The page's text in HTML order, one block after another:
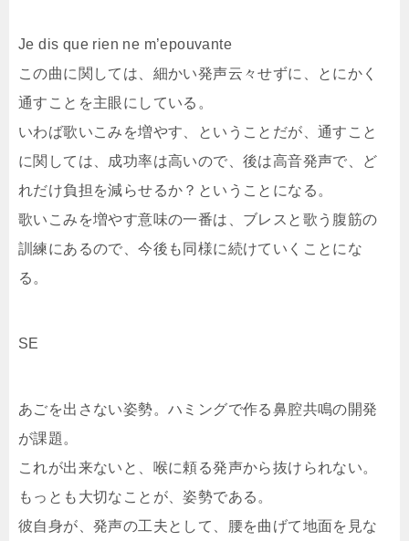
Je dis que rien ne m’epouvante
この曲に関しては、細かい発声云々せずに、とにかく
通すことを主眼にしている。
いわば歌いこみを増やす、ということだが、通すこと
に関しては、成功率は高いので、後は高音発声で、ど
れだけ負担を減らせるか？ということになる。
歌いこみを増やす意味の一番は、ブレスと歌う腹筋の
訓練にあるので、今後も同様に続けていくことにな
る。
SE
あごを出さない姿勢。ハミングで作る鼻腔共鳴の開発
が課題。
これが出来ないと、喉に頼る発声から抜けられない。
もっとも大切なことが、姿勢である。
彼自身が、発声の工夫として、腰を曲げて地面を見な